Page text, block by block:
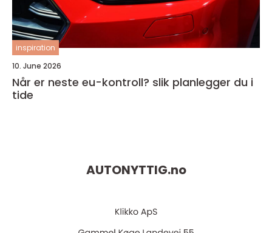
inspiration
10. June 2026
Når er neste eu-kontroll? slik planlegger du i
tide
AUTONYTTIG.no